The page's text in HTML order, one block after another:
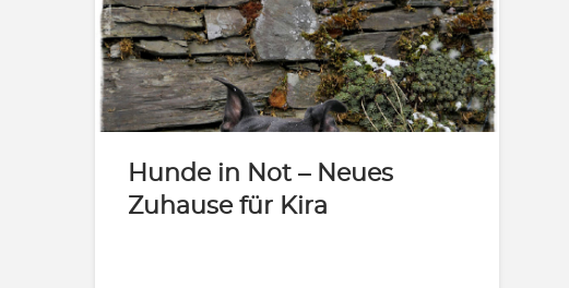
Hunde in Not – Neues
Zuhause für Kira